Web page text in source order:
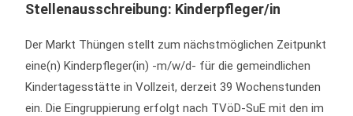
Stellenausschreibung: Kinderpfleger/in
Der Markt Thüngen stellt zum nächstmöglichen Zeitpunkt
eine(n) Kinderpfleger(in) -m/w/d- für die gemeindlichen
Kindertagesstätte in Vollzeit, derzeit 39 Wochenstunden
ein. Die Eingruppierung erfolgt nach TVöD-SuE mit den im